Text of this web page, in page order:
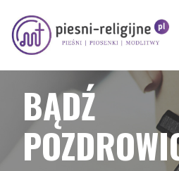
treści
PIOSENKI I PIEŚNI
BĄDŹ